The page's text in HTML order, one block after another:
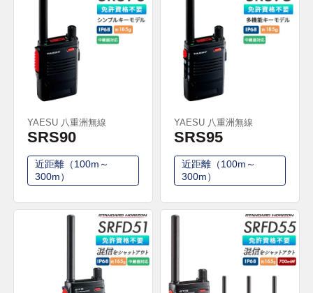
YAESU 八重洲無線
SRS90
近距離（100m～
300m）
YAESU 八重洲無線
SRS95
近距離（100m～
300m）